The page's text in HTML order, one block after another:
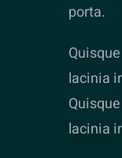
porta.
lacinia
lacinia